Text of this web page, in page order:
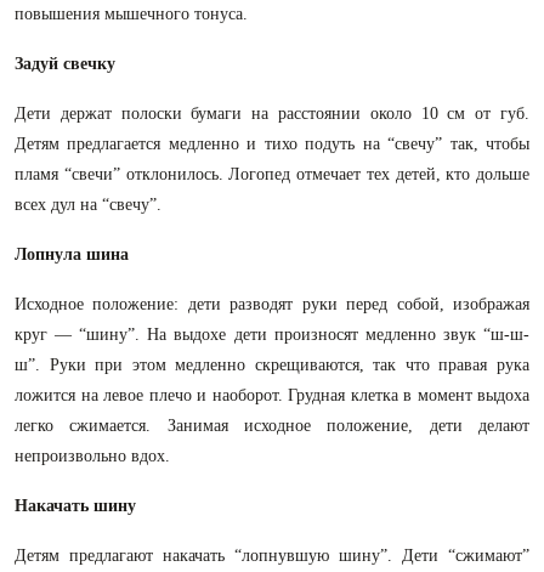
повышения мышечного тонуса.
Задуй свечку
Дети держат полоски бумаги на расстоянии около 10 см от губ.
Детям предлагается медленно и тихо подуть на “свечу” так, чтобы
пламя “свечи” отклонилось. Логопед отмечает тех детей, кто дольше
всех дул на “свечу”.
Лопнула шина
Исходное положение: дети разводят руки перед собой, изображая
круг — “шину”. На выдохе дети произносят медленно звук “ш-ш-
ш”. Руки при этом медленно скрещиваются, так что правая рука
ложится на левое плечо и наоборот. Грудная клетка в момент выдоха
легко сжимается. Занимая исходное положение, дети делают
непроизвольно вдох.
Накачать шину
Детям предлагают накачать “лопнувшую шину”. Дети “сжимают”